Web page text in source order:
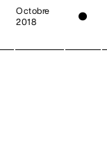
Octobre
2018
●